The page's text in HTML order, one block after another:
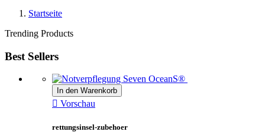
Startseite
Trending Products
Best Sellers
In den Warenkorb
 Vorschau
rettungsinsel-zubehoer